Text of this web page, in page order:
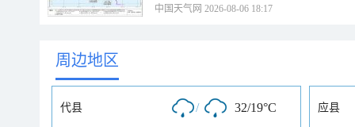
中国天气网 2026-08-06 18:17
周边地区
代县 / 32/19°C 应县